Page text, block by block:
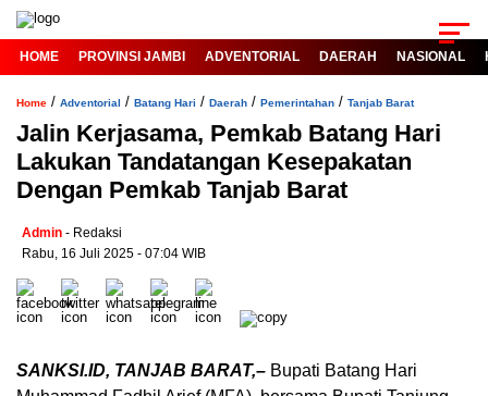
HOME PROVINSI JAMBI ADVENTORIAL DAERAH NASIONAL
Home / Adventorial / Batang Hari / Daerah / Pemerintahan / Tanjab Barat
Jalin Kerjasama, Pemkab Batang Hari
Lakukan Tandatangan Kesepakatan
Dengan Pemkab Tanjab Barat
Admin - Redaksi
Rabu, 16 Juli 2025 - 07:04 WIB
SANKSI.ID, TANJAB BARAT,– Bupati Batang Hari